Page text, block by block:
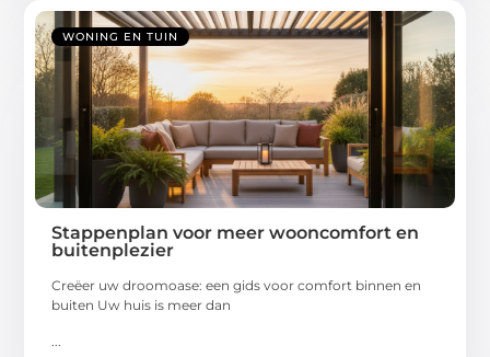
WONING EN TUIN
Stappenplan voor meer wooncomfort en
buitenplezier
Creëer uw droomoase: een gids voor comfort binnen en
buiten Uw huis is meer dan